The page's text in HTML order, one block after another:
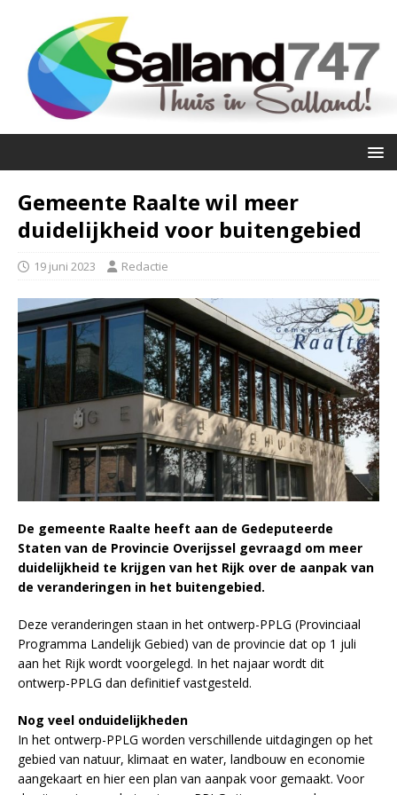
Gemeente Raalte wil meer
duidelijkheid voor buitengebied
19 juni 2023 Redactie
De gemeente Raalte heeft aan de Gedeputeerde
Staten van de Provincie Overijssel gevraagd om meer
duidelijkheid te krijgen van het Rijk over de aanpak van
de veranderingen in het buitengebied.
Deze veranderingen staan in het ontwerp-PPLG (Provinciaal
Programma Landelijk Gebied) van de provincie dat op 1 juli
aan het Rijk wordt voorgelegd. In het najaar wordt dit
ontwerp-PPLG dan definitief vastgesteld.
Nog veel onduidelijkheden
In het ontwerp-PPLG worden verschillende uitdagingen op het
gebied van natuur, klimaat en water, landbouw en economie
aangekaart en hier een plan van aanpak voor gemaakt. Voor